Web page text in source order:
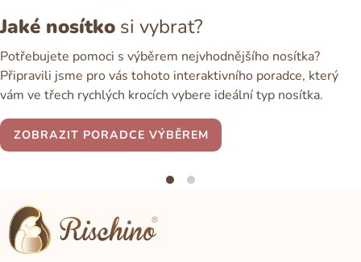
Jaké nosítko si vybrat?
Potřebujete pomoci s výběrem nejvhodnějšího nosítka?
Připravili jsme pro vás tohoto interaktivního poradce, který
vám ve třech rychlých krocích vybere ideální typ nosítka.
ZOBRAZIT PORADCE VÝBĚREM